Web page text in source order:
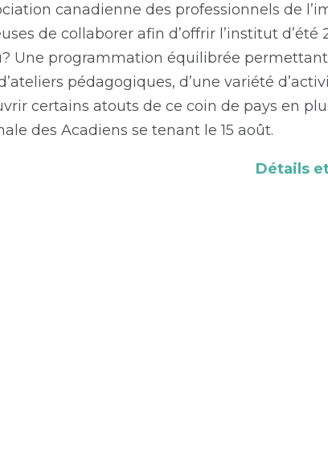
canadienne des professionnels de
de collaborer afin d’offrir l’institut
Une programmation équilibrée permettant
pédagogiques, d’une variété
certains atouts de ce coin de pays en
des Acadiens se tenant le 15 août.
Détails